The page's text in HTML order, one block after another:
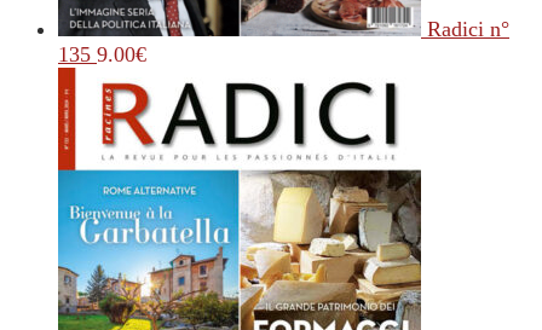
Radici n°
135 9.00€